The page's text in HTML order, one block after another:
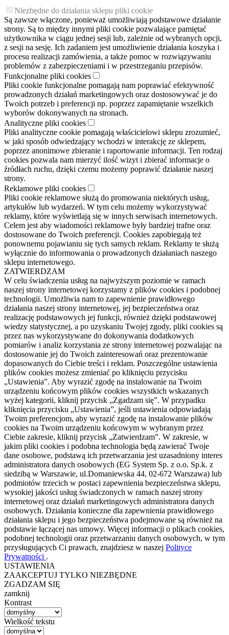
Niezbędne do działania sklepu pliki cookie
Są zawsze włączone, ponieważ umożliwiają podstawowe działanie
strony. Są to między innymi pliki cookie pozwalające pamiętać
użytkownika w ciągu jednej sesji lub, zależnie od wybranych opcji,
z sesji na sesję. Ich zadaniem jest umożliwienie działania koszyka i
procesu realizacji zamówienia, a także pomoc w rozwiązywaniu
problemów z zabezpieczeniami i w przestrzeganiu przepisów.
Funkcjonalne pliki cookies
Pliki cookie funkcjonalne pomagają nam poprawiać efektywność
prowadzonych działań marketingowych oraz dostosowywać je do
Twoich potrzeb i preferencji np. poprzez zapamiętanie wszelkich
wyborów dokonywanych na stronach.
Analityczne pliki cookies
Pliki analityczne cookie pomagają właścicielowi sklepu zrozumieć,
w jaki sposób odwiedzający wchodzi w interakcję ze sklepem,
poprzez anonimowe zbieranie i raportowanie informacji. Ten rodzaj
cookies pozwala nam mierzyć ilość wizyt i zbierać informacje o
źródłach ruchu, dzięki czemu możemy poprawić działanie naszej
strony.
Reklamowe pliki cookies
Pliki cookie reklamowe służą do promowania niektórych usług,
artykułów lub wydarzeń. W tym celu możemy wykorzystywać
reklamy, które wyświetlają się w innych serwisach internetowych.
Celem jest aby wiadomości reklamowe były bardziej trafne oraz
dostosowane do Twoich preferencji. Cookies zapobiegają też
ponownemu pojawianiu się tych samych reklam. Reklamy te służą
wyłącznie do informowania o prowadzonych działaniach naszego
sklepu internetowego.
ZATWIERDZAM
W celu świadczenia usług na najwyższym poziomie w ramach
naszej strony internetowej korzystamy z plików cookies i podobnej
technologii. Umożliwia nam to zapewnienie prawidłowego
działania naszej strony internetowej, jej bezpieczeństwa oraz
realizację podstawowych jej funkcji, również dzięki podstawowej
wiedzy statystycznej, a po uzyskaniu Twojej zgody, pliki cookies są
przez nas wykorzystywane do dokonywania dodatkowych
pomiarów i analiz korzystania ze strony internetowej pozwalając na
dostosowanie jej do Twoich zainteresowań oraz prezentowanie
dopasowanych do Ciebie treści i reklam. Poszczególne ustawienia
plików cookies możesz zmieniać po kliknięciu przycisku
„Ustawienia”. Aby wyrazić zgodę na instalowanie na Twoim
urządzeniu końcowym plików cookies wszystkich wskazanych
wyżej kategorii, kliknij przycisk „Zgadzam się”. W przypadku
kliknięcia przycisku „Ustawienia”, jeśli ustawienia odpowiadają
Twoim preferencjom, aby wyrazić zgodę na instalowanie plików
cookies na Twoim urządzeniu końcowym w wybranym przez
Ciebie zakresie, kliknij przycisk „Zatwierdzam”. W zakresie, w
jakim pliki cookies i podobna technologia będą zawierać Twoje
dane osobowe, podstawą ich przetwarzania jest uzasadniony interes
administratora danych osobowych (EG System Sp. z o.o. Sp.k. z
siedzibą w Warszawie, ul.Domaniewska 44, 02-672 Warszawa) lub
podmiotów trzecich w postaci zapewnienia bezpieczeństwa sklepu,
wysokiej jakości usług świadczonych w ramach naszej strony
internetowej oraz działań marketingowych administratora danych
osobowych. Działania konieczne dla zapewnienia prawidłowego
działania sklepu i jego bezpieczeństwa podejmowane są również na
podstawie łączącej nas umowy. Więcej informacji o plikach cookies,
podobnej technologii oraz przetwarzaniu danych osobowych, w tym
przysługujących Ci prawach, znajdziesz w naszej Polityce
Prywatności .
USTAWIENIA
ZAAKCEPTUJ TYLKO NIEZBĘDNE
ZGADZAM SIĘ
zamknij
Kontrast
Wielkość tekstu